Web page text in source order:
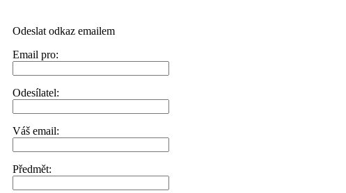
Odeslat odkaz emailem
Email pro:
Odesílatel:
Váš email:
Předmět: